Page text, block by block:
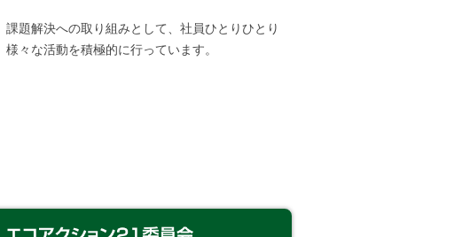
課題解決への取り組みとして、社員ひとりひとり
々な活動を積極的に行っています。